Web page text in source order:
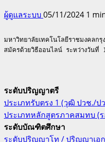
ผู้ดูแลระบบ 05/11/2024 1
มหาวิทยาลัยเทคโนโลยีราชมงคลก
สมัครด้วยวิธีออนไลน์ ระหว่าง
ระดับปริญญาตรี
ประเภทรับตรง 1 (วุฒิ ปวช./ป
ประเภทหลักสูตรภาคสมทบ (
ระดับบัณฑิตศึกษา
ระดับปริญญาโท / ปริญญาเอก